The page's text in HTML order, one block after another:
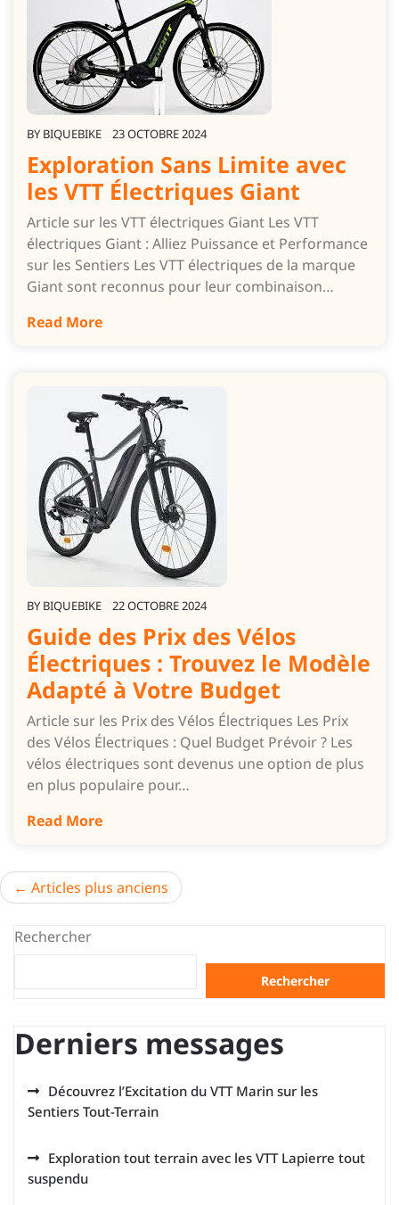
BY BIQUEBIKE 23 OCTOBRE 2024
Exploration Sans Limite avec
les VTT Électriques Giant
Article sur les VTT électriques Giant Les VTT
électriques Giant : Alliez Puissance et Performance
sur les Sentiers Les VTT électriques de la marque
Giant sont reconnus pour leur combinaison…
Read More
BY BIQUEBIKE 22 OCTOBRE 2024
Guide des Prix des Vélos
Électriques : Trouvez le Modèle
Adapté à Votre Budget
Article sur les Prix des Vélos Électriques Les Prix
des Vélos Électriques : Quel Budget Prévoir ? Les
vélos électriques sont devenus une option de plus
en plus populaire pour…
Read More
Navigation
des
articles
Articles plus anciens
Rechercher
Rechercher
Derniers messages
Découvrez l’Excitation du VTT Marin sur les
Sentiers Tout-Terrain
Exploration tout terrain avec les VTT Lapierre tout
suspendu